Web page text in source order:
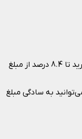
پولِ‌تو به‌صرفه‌ترین راه برای خرید از راکت است. به این صورت که وارد حساب تخفیفان خود می‌شوید و از طریق دکمه‌ «خرید از راکت» به سایت فروشنده هدایت شوید. پس از تکمیل خرید تا 8.4 درصد از مبلغ
به سادگی مبلغ